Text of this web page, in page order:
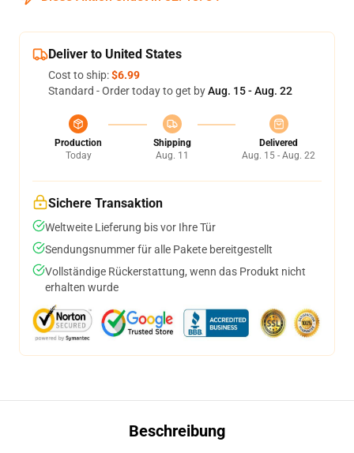
Deliver to United States
Cost to ship:$6.99
Standard - Order today to get byAug. 15 - Aug. 22
Production
Today
Shipping
Aug. 11
Delivered
Aug. 15 - Aug. 22
Sichere Transaktion
Weltweite Lieferung bis vor Ihre Tür
Sendungsnummer für alle Pakete bereitgestellt
Vollständige Rückerstattung, wenn das Produkt nicht
erhalten wurde
Beschreibung